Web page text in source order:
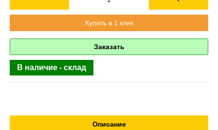
Купить в 1 клик
Заказать
В наличие - склад
Описание